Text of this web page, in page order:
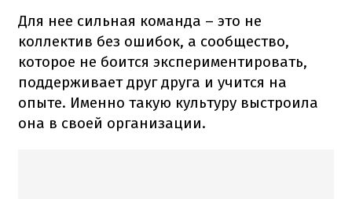
Для нее сильная команда – это не
коллектив без ошибок, а сообщество,
которое не боится экспериментировать,
поддерживает друг друга и учится на
опыте. Именно такую культуру выстроила
она в своей организации.